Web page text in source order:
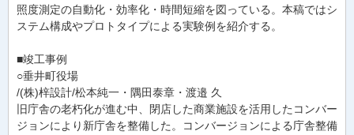
照度測定の自動化・効率化・時間短縮を図っている。本稿ではシ
ステム構成やプロトタイプによる実験例を紹介する。
■竣工事例
○垂井町役場
/(株)梓設計/松本純一・隅田泰章・渡邉 久
旧庁舎の老朽化が進む中、閉店した商業施設を活用したコンバー
ジョンにより新庁舎を整備した。コンバージョンによる庁舎整備